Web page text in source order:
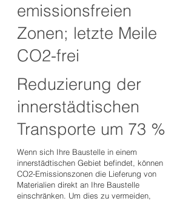
emissionsfreien
Zonen; letzte Meile
CO2-frei
Reduzierung der
innerstädtischen
Transporte um 73 %
Wenn sich Ihre Baustelle in einem
innerstädtischen Gebiet befindet, können
CO2-Emissionszonen die Lieferung von
Materialien direkt an Ihre Baustelle
einschränken. Um dies zu vermeiden,